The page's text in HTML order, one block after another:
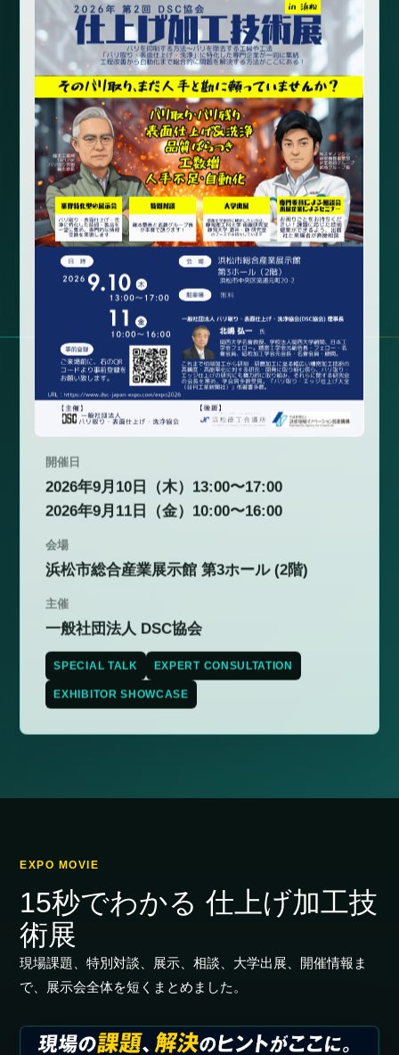
開催日
2026年9月10日（木）13:00〜17:00
2026年9月11日（金）10:00〜16:00
会場
浜松市総合産業展示館 第3ホール (2階)
主催
一般社団法人 DSC協会
SPECIAL TALK EXPERT CONSULTATION
EXHIBITOR SHOWCASE
EXPO MOVIE
15秒でわかる 仕上げ加工技
術展
現場課題、特別対談、展示、相談、大学出展、開催情報ま
で、展示会全体を短くまとめました。